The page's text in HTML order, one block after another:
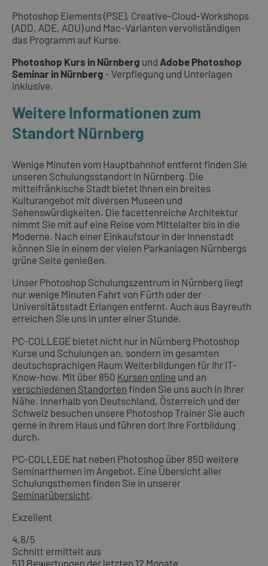
Photoshop Elements (PSE), Creative-Cloud-Workshops
(ADD, ADE, ADU) und Mac-Varianten vervollständigen
das Programm auf Kurse.
Photoshop Kurs in Nürnberg und Adobe Photoshop
Seminar in Nürnberg - Verpflegung und Unterlagen
inklusive.
Weitere Informationen zum
Standort Nürnberg
Wenige Minuten vom Hauptbahnhof entfernt finden Sie
unseren Schulungsstandort in Nürnberg. Die
mittelfränkische Stadt bietet Ihnen ein breites
Kulturangebot mit diversen Museen und
Sehenswürdigkeiten. Die facettenreiche Architektur
nimmt Sie mit auf eine Reise vom Mittelalter bis in die
Moderne. Nach einer Einkaufstour in der Innenstadt
können Sie in einem der vielen Parkanlagen Nürnbergs
grüne Seite genießen.
Unser Photoshop Schulungszentrum in Nürnberg liegt
nur wenige Minuten Fahrt von Fürth oder der
Universitätsstadt Erlangen entfernt. Auch aus Bayreuth
erreichen Sie uns in unter einer Stunde.
PC-COLLEGE bietet nicht nur in Nürnberg Photoshop
Kurse und Schulungen an, sondern im gesamten
deutschsprachigen Raum Weiterbildungen für Ihr IT-
Know-how. Mit über 850 Kursen online und an
verschiedenen Standorten finden Sie uns auch in Ihrer
Nähe. Innerhalb von Deutschland, Österreich und der
Schweiz besuchen unsere Photoshop Trainer Sie auch
gerne in Ihrem Haus und führen dort Ihre Fortbildung
durch.
PC-COLLEGE hat neben Photoshop über 850 weitere
Seminarthemen im Angebot. Eine Übersicht aller
Schulungsthemen finden Sie in unserer
Seminarübersicht.
Exzellent
4,8/5
Schnitt ermittelt aus
511 Bewertungen der letzten 12 Monate